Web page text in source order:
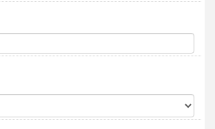
する場合の注意点
認をした場合のみ、お客様のWebブラウザ
されます。
たはコンピューターにおける個人情報保護
判断に委ねられます。
ブラウザに保存された個人情報について当